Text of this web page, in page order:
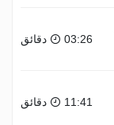
03:26 دقائق
11:41 دقائق